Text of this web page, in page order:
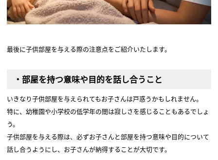
最後に子供部屋を与える際の注意点をご紹介いたします。
・部屋を持つ意味や目的を話し合うこと
いきなり子供部屋を与えられてもお子さんは戸惑うかもしれません。
特に、幼稚園や小学校の低学年の間は寂しさを感じることもあるでしょ
う。
子供部屋を与える際は、必ずお子さんと部屋を持つ意味や目的について
話し合うようにし、お子さんが納得することが大切です。